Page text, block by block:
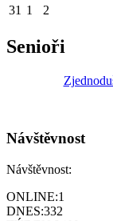
31 1 2
Senioři
Návštěvnost
Návštěvnost:
ONLINE:1
DNES:332